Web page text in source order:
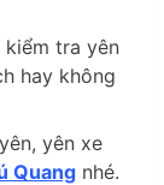
kiểm tra yên
hay không
yên xe
Quang nhé.